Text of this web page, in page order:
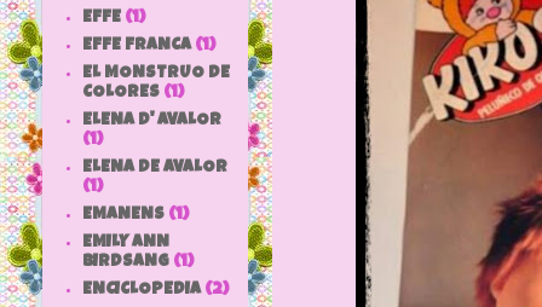
EFFE (1)
EFFE FRANCA (1)
EL MONSTRUO DE
COLORES (1)
ELENA D' AVALOR
(1)
ELENA DE AVALOR
(1)
EMANENS (1)
EMILY ANN
BIRDSANG (1)
ENCICLOPEDIA (2)